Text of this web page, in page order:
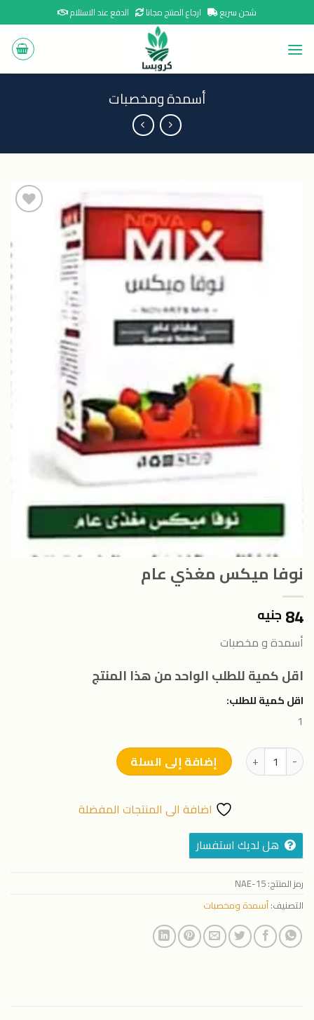
to
content
شحن سريع ارجاع المنتج مجانا الدفع عند الاستلام
أسمدة ومخصبات
اضافة
المنتجات
المفضلة
نوفا ميكس مغذي عام
84 جنيه
أسمدة و مخصبات
اقل كمية للطلب الواحد من هذا المنتج
اقل كمية للطلب:
1
كمية نوفا ميكس مغذي عامإضافة إلى السلة
اضافة الى المنتجات المفضلة
هل لديك استفسار
رمز المنتج:NAE-15
التصنيف:أسمدة ومخصبات